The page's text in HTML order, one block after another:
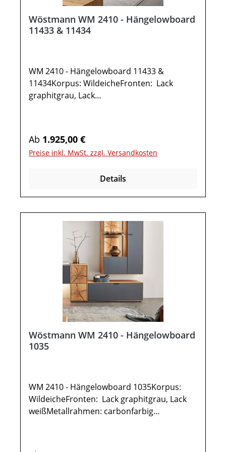
Wöstmann WM 2410 - Hängelowboard
11433 & 11434
WM 2410 - Hängelowboard 11433 &
11434Korpus: WildeicheFronten: Lack
graphitgrau, Lack
Hängelowboard 11434Gesamtmaße in
cm: B 241,9 / H 35,5 / T 37,11x
Klappe mit Hirnholz3 FächerOptional:LED-
als AufstellerMöbel ist vormontiert
(Restmontage kann erforderlich
sein).Farben können auf verschiedenen
Bildschirmen abweichen. Deko oder andere
Beimöbel sind nicht enthalten. Abbildung
kann abweichen.
Regulärer Preis:
Ab 1.925,00 €
Preise inkl. MwSt. zzgl. Versandkosten
Details
Wöstmann WM 2410 - Hängelowboard
1035
WM 2410 - Hängelowboard 1035Korpus:
WildeicheFronten: Lack graphitgrau, Lack
weißMetallrahmen: carbonfarbig